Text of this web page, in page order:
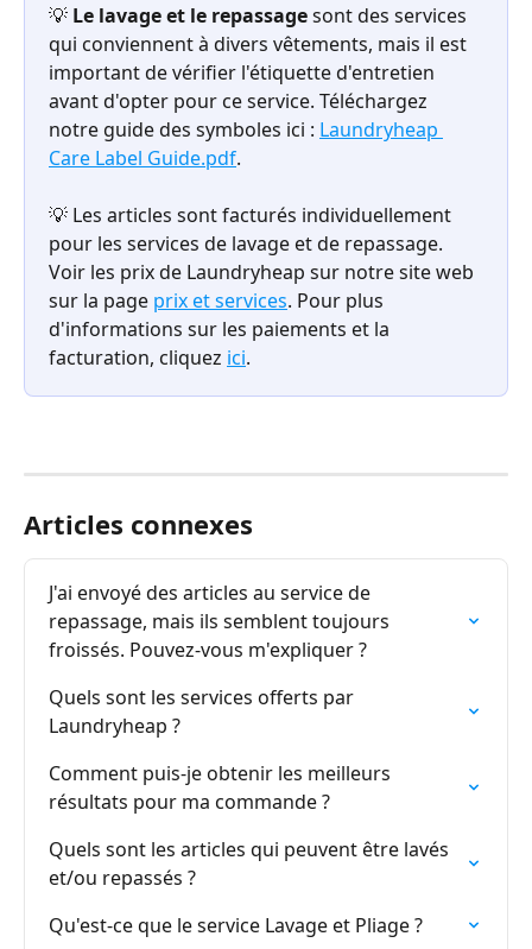
💡 Le lavage et le repassage sont des services
qui conviennent à divers vêtements, mais il est
important de vérifier l'étiquette d'entretien
avant d'opter pour ce service. Téléchargez
notre guide des symboles ici : Laundryheap
Care Label Guide.pdf.
💡 Les articles sont facturés individuellement
pour les services de lavage et de repassage.
Voir les prix de Laundryheap sur notre site web
sur la page prix et services. Pour plus
d'informations sur les paiements et la
facturation, cliquez ici.
Articles connexes
J'ai envoyé des articles au service de
repassage, mais ils semblent toujours
froissés. Pouvez-vous m'expliquer ?
Quels sont les services offerts par
Laundryheap ?
Comment puis-je obtenir les meilleurs
résultats pour ma commande ?
Quels sont les articles qui peuvent être lavés
et/ou repassés ?
Qu'est-ce que le service Lavage et Pliage ?